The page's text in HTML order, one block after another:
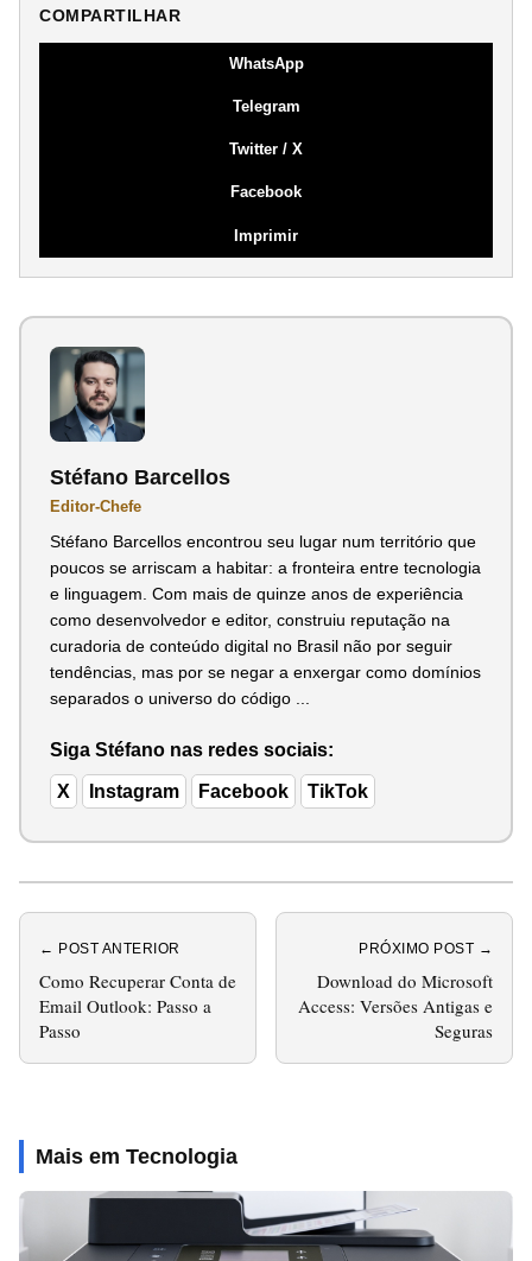
COMPARTILHAR
WhatsApp
Telegram
Twitter / X
Facebook
Imprimir
Stéfano Barcellos
Editor-Chefe
Stéfano Barcellos encontrou seu lugar num território que
poucos se arriscam a habitar: a fronteira entre tecnologia
e linguagem. Com mais de quinze anos de experiência
como desenvolvedor e editor, construiu reputação na
curadoria de conteúdo digital no Brasil não por seguir
tendências, mas por se negar a enxergar como domínios
separados o universo do código ...
Siga Stéfano nas redes sociais:
X Instagram Facebook TikTok
← POST ANTERIOR
Como Recuperar Conta de
Email Outlook: Passo a
Passo
PRÓXIMO POST →
Download do Microsoft
Access: Versões Antigas e
Seguras
Mais em Tecnologia